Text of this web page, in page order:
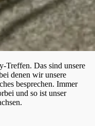
denen wir unsere
besprechen. Immer
und so ist unser